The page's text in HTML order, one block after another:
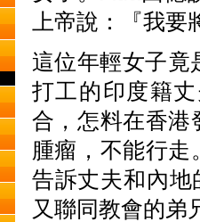
上帝說：『我
這位年輕女子竟
打工的印度籍
合，怎料在香港
腫瘤，不能行
告訴丈夫和內
又聯同教會的弟